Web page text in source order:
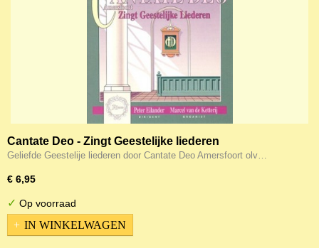
Cantate Deo - Zingt Geestelijke liederen
Geliefde Geestelije liederen door Cantate Deo Amersfoort olv…
€ 6,95
✓ Op voorraad
IN WINKELWAGEN